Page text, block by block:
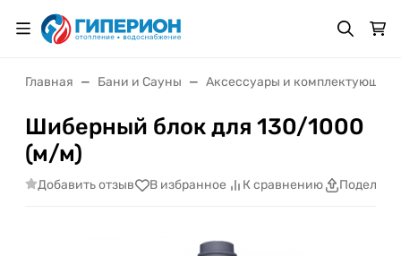
Главная Бани и Сауны Аксессуары и комплектующие
Шиберный блок для 130/1000
(м/м)
Добавить отзыв В избранное К сравнению